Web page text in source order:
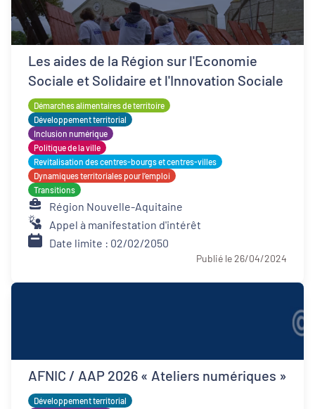
Les aides de la Région sur l'Economie
Sociale et Solidaire et l'Innovation Sociale
Démarches alimentaires de territoire
Développement territorial
Inclusion numérique
Politique de la ville
Revitalisation des centres-bourgs et centres-villes
Dynamiques territoriales pour l’emploi
Transitions
Région Nouvelle-Aquitaine
Appel à manifestation d'intérêt
Date limite : 02/02/2050
Publié le 26/04/2024
AFNIC / AAP 2026 « Ateliers numériques »
Développement territorial